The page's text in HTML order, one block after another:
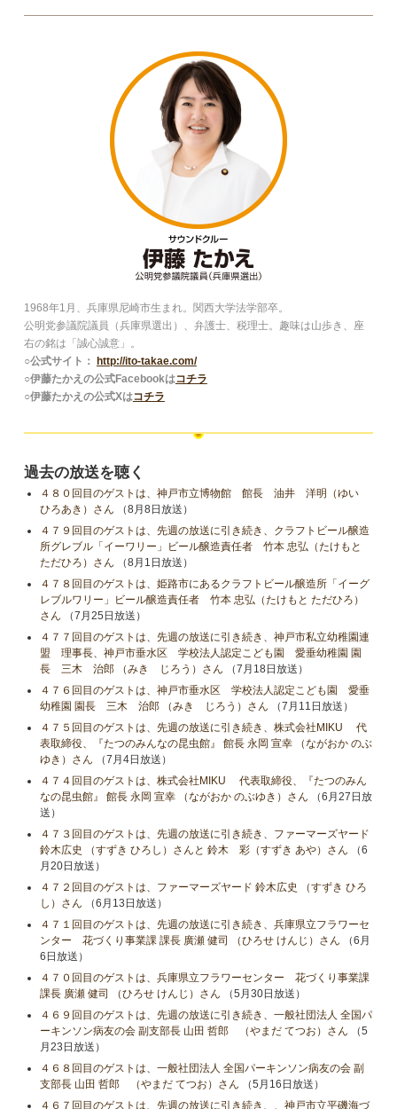
1968年1月、兵庫県尼崎市生まれ。関西大学法学部卒。
公明党参議院議員（兵庫県選出）、弁護士、税理士。趣味は山歩き、座
右の銘は「誠心誠意」。
○公式サイト：
http://ito-takae.com/
○伊藤たかえの公式Facebookはコチラ
○伊藤たかえの公式Xはコチラ
過去の放送を聴く
４８０回目のゲストは、神戸市立博物館 館長 油井 洋明（ゆい
ひろあき）さん （8月8日放送）
４７９回目のゲストは、先週の放送に引き続き、クラフトビール醸造
所グレブル「イーワリー」ビール醸造責任者 竹本 忠弘（たけもと
ただひろ）さん （8月1日放送）
４７８回目のゲストは、姫路市にあるクラフトビール醸造所「イーグ
レブルワリー」ビール醸造責任者 竹本 忠弘（たけもと ただひろ）
さん （7月25日放送）
４７７回目のゲストは、先週の放送に引き続き、神戸市私立幼稚園連
盟 理事長、神戸市垂水区 学校法人認定こども園 愛垂幼稚園 園
長 三木 治郎 （みき じろう）さん （7月18日放送）
４７６回目のゲストは、神戸市垂水区 学校法人認定こども園 愛垂
幼稚園 園長 三木 治郎 （みき じろう）さん （7月11日放送）
４７５回目のゲストは、先週の放送に引き続き、株式会社MIKU 代
表取締役、『たつのみんなの昆虫館』 館長 永岡 宣幸 （ながおか のぶ
ゆき）さん （7月4日放送）
４７４回目のゲストは、株式会社MIKU 代表取締役、『たつのみん
なの昆虫館』 館長 永岡 宣幸 （ながおか のぶゆき）さん （6月27日放
送）
４７３回目のゲストは、先週の放送に引き続き、ファーマーズヤード
鈴木広史 （すずき ひろし）さんと 鈴木 彩（すずき あや）さん （6
月20日放送）
４７２回目のゲストは、ファーマーズヤード 鈴木広史 （すずき ひろ
し）さん （6月13日放送）
４７１回目のゲストは、先週の放送に引き続き、兵庫県立フラワーセ
ンター 花づくり事業課 課長 廣瀬 健司 （ひろせ けんじ）さん （6月
6日放送）
４７０回目のゲストは、兵庫県立フラワーセンター 花づくり事業課
課長 廣瀬 健司 （ひろせ けんじ）さん （5月30日放送）
４６９回目のゲストは、先週の放送に引き続き、一般社団法人 全国パ
ーキンソン病友の会 副支部長 山田 哲郎 （やまだ てつお）さん （5
月23日放送）
４６８回目のゲストは、一般社団法人 全国パーキンソン病友の会 副
支部長 山田 哲郎 （やまだ てつお）さん （5月16日放送）
４６７回目のゲストは、先週の放送に引き続き、、神戸市立平磯海づ